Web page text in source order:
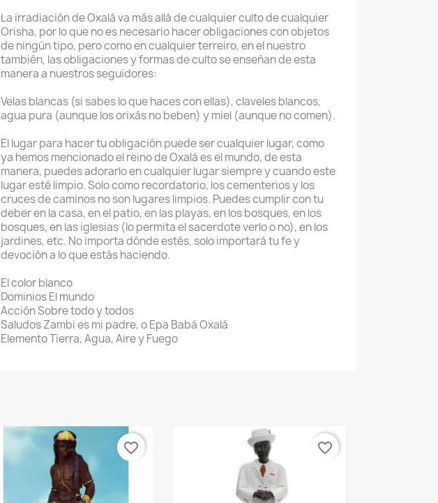
La irradiación de Oxalá va más allá de cualquier culto de cualquier
Orisha, por lo que no es necesario hacer obligaciones con objetos
de ningún tipo, pero como en cualquier terreiro, en el nuestro
también, las obligaciones y formas de culto se enseñan de esta
manera a nuestros seguidores:
Velas blancas (si sabes lo que haces con ellas), claveles blancos,
agua pura (aunque los orixás no beben) y miel (aunque no comen).
El lugar para hacer tu obligación puede ser cualquier lugar, como
ya hemos mencionado el reino de Oxalá es el mundo, de esta
manera, puedes adorarlo en cualquier lugar siempre y cuando este
lugar esté limpio. Solo como recordatorio, los cementerios y los
cruces de caminos no son lugares limpios. Puedes cumplir con tu
deber en la casa, en el patio, en las playas, en los bosques, en los
bosques, en las iglesias (lo permita el sacerdote verlo o no), en los
jardines, etc. No importa dónde estés, solo importará tu fe y
devoción a lo que estás haciendo.
El color blanco
Dominios El mundo
Acción Sobre todo y todos
Saludos Zambi es mi padre, o Epa Babá Oxalá
Elemento Tierra, Agua, Aire y Fuego
favorite_border favorite_border